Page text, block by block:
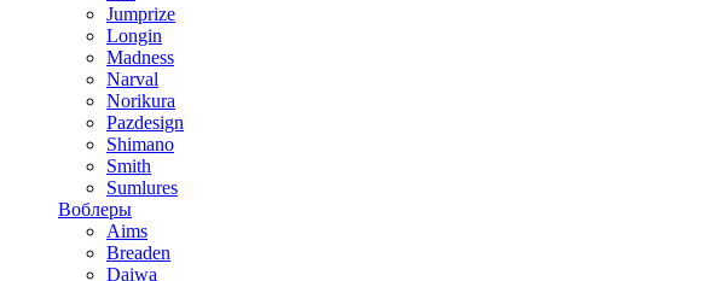
Jumprize
Longin
Madness
Narval
Norikura
Pazdesign
Shimano
Smith
Sumlures
Воблеры
Aims
Breaden
Daiwa